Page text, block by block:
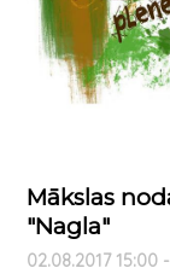
Mākslas
"Nagla"
02.08.2017 15:00